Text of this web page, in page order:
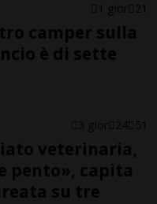
1 gior 21
camper sulla
è di sette
3 gior 24 51
veterinaria,
pento», capita
su tre